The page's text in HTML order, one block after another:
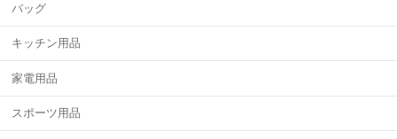
バッグ
キッチン用品
家電用品
スポーツ用品